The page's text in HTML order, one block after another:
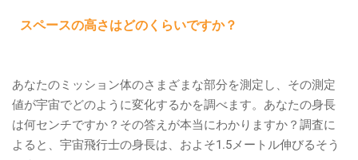
スペースの高さはどのくらいですか？
あなたのミッション体のさまざまな部分を測定し、その測定
値が宇宙でどのように変化するかを調べます。あなたの身長
は何センチですか？その答えが本当にわかりますか？調査に
よると、宇宙飛行士の身長は、およそ1.5メートル伸びるそう